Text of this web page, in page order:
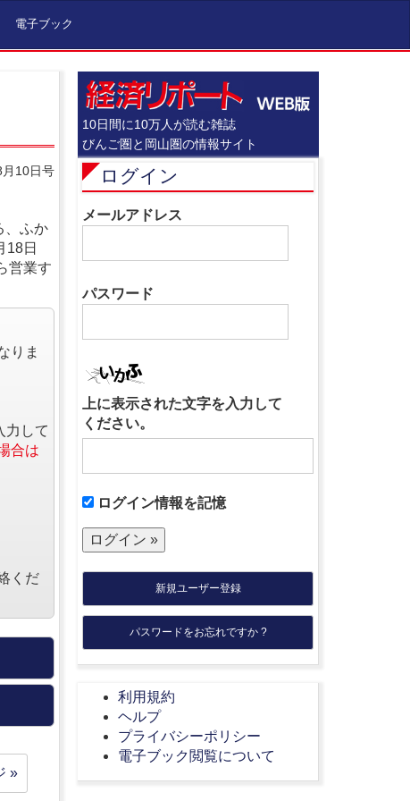
電子ブック
10日号
、ふか
18日
営業す
りま
力して
合は
くだ
»
10日間に10万人が読む雑誌
びんご圏と岡山圏の情報サイト
ログイン
メールアドレス
パスワード
上に表示された文字を入力して
ください。
ログイン情報を記憶
新規ユーザー登録
パスワードをお忘れですか ?
利用規約
ヘルプ
プライバシーポリシー
電子ブック閲覧について